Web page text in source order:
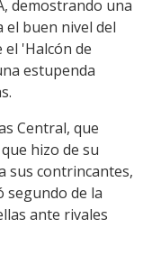
demostrando una
el buen nivel del
'Halcón de
estupenda
Central, que
hizo de su
sus contrincantes,
segundo de la
ante rivales